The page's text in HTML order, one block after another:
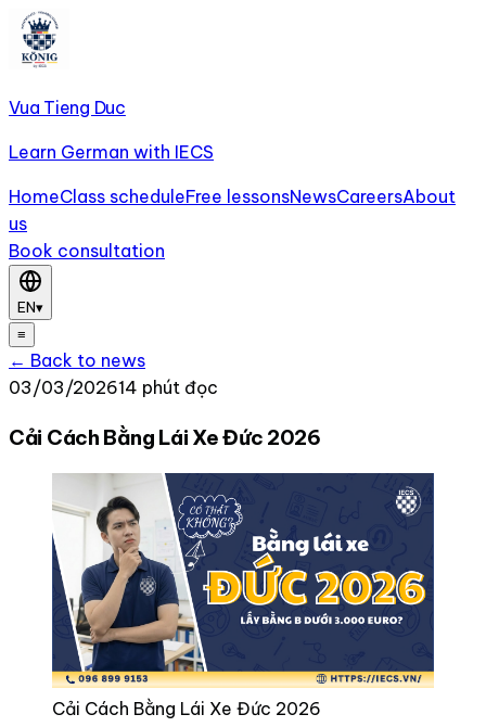
Vua Tieng Duc
Learn German with IECS
HomeClass scheduleFree lessonsNewsCareersAbout
us
Book consultation
EN▾
≡
← Back to news
03/03/202614 phút đọc
Cải Cách Bằng Lái Xe Đức 2026
Cải Cách Bằng Lái Xe Đức 2026